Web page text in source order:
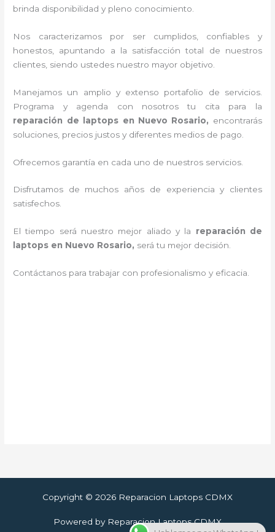
brinda disponibilidad y pleno conocimiento.
Nos caracterizamos por ser cumplidos, confiables y
honestos, apuntando a la satisfacción total de nuestros
clientes, siendo ustedes nuestro mayor objetivo.
Manejamos un amplio y extenso portafolio de servicios.
Programa y agenda con nosotros tu cita para la
reparación de laptops en Nuevo Rosario, encontrarás
soluciones, precios justos y diferentes medios de pago.
Ofrecemos garantía en cada uno de nuestros servicios.
Disfrutamos de muchos años de experiencia y clientes
satisfechos.
El tiempo será nuestro mejor aliado y la reparación de
laptops en Nuevo Rosario, será tu mejor decisión.
Contáctanos para trabajar con profesionalismo y eficacia.
Copyright © 2026 Reparacion Laptops CDMX
Powered by Reparacion Laptops CDMX